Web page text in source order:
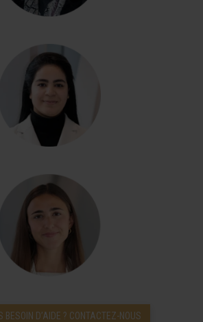
BESOIN D’AIDE ? CONTACTEZ-NOUS